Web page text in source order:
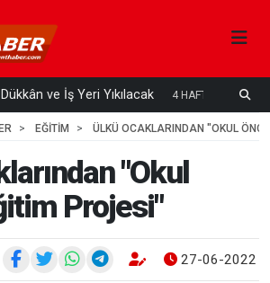
ve İş Yeri Yıkılacak 4 HAFTA ÖNCE
EĞİTİM ÜLKÜ OCAKLARINDAN "OKUL
"Okul
Projesi"
27-06-2022